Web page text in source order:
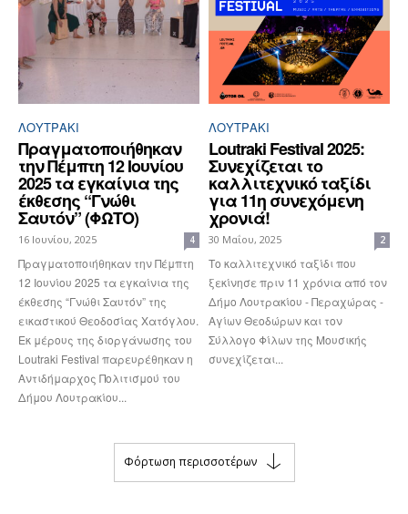
ΛΟΥΤΡΆΚΙ
Πραγματοποιήθηκαν
την Πέμπτη 12 Ιουνίου
2025 τα εγκαίνια της
έκθεσης “Γνώθι
Σαυτόν” (ΦΩΤΟ)
16 Ιουνίου, 2025 4
Πραγματοποιήθηκαν την Πέμπτη
12 Ιουνίου 2025 τα εγκαίνια της
έκθεσης “Γνώθι Σαυτόν” της
εικαστικού Θεοδοσίας Χατόγλου.
Εκ μέρους της διοργάνωσης του
Loutraki Festival παρευρέθηκαν η
Αντιδήμαρχος Πολιτισμού του
Δήμου Λουτρακίου...
ΛΟΥΤΡΆΚΙ
Loutraki Festival 2025:
Συνεχίζεται το
καλλιτεχνικό ταξίδι
για 11η συνεχόμενη
χρονιά!
30 Μαΐου, 2025 2
Το καλλιτεχνικό ταξίδι που
ξεκίνησε πριν 11 χρόνια από τον
Δήμο Λουτρακίου - Περαχώρας -
Αγίων Θεοδώρων και τον
Σύλλογο Φίλων της Μουσικής
συνεχίζεται...
Φόρτωση περισσοτέρων